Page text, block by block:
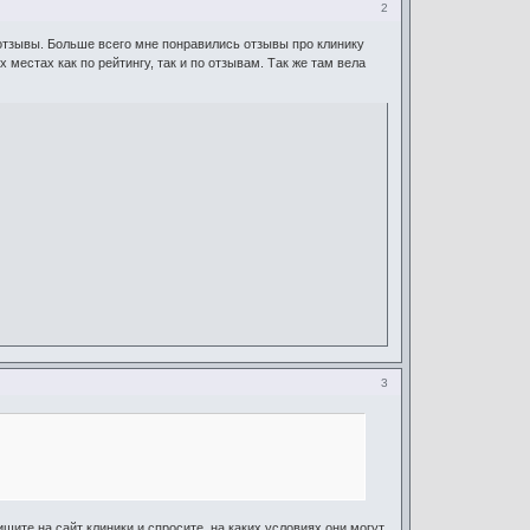
2
Больше всего мне понравились отзывы про клинику
местах как по рейтингу, так и по отзывам. Так же там вела
3